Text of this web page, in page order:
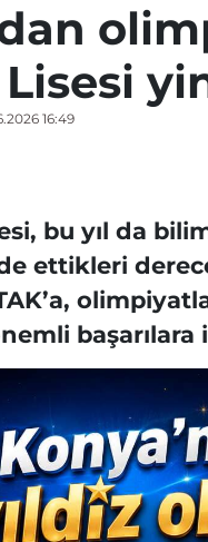
16:49
bu yıl da
ettikleri
başarılara